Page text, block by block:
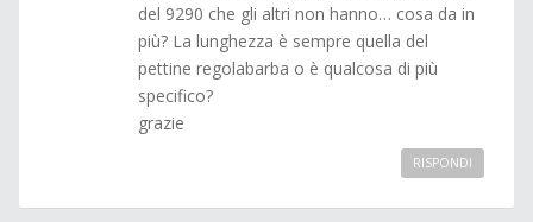
del 9290 che gli altri non hanno… cosa da in
più? La lunghezza è sempre quella del
pettine regolabarba o è qualcosa di più
specifico?
grazie
RISPONDI